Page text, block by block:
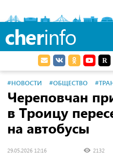
cherinfo
#НОВОСТИ #ОБЩЕСТВО
Череповчан
в Троицу
на автобусы
29.05.2026 12:16 2132